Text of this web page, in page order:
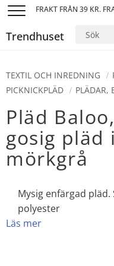
FRAKT FRÅN 39 KR.
Trendhuset
TEXTIL OCH INREDNING
PICKNICKPLÄD
PLÄDAR,
Pläd
gosig pläd
mörkgrå
Mysig enfärgad pläd.
polyester
Läs mer